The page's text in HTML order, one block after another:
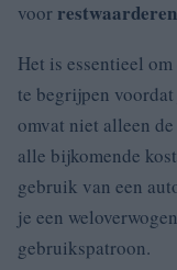
voor restwaarde
Het is essentieel
te begrijpen
omvat niet alleen
alle bijkomende
gebruik van een
je een
gebruikspatroon.